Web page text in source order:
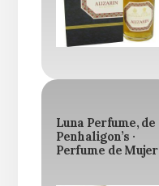
Luna Perfume, de
Penhaligon’s ·
Perfume de Mujer